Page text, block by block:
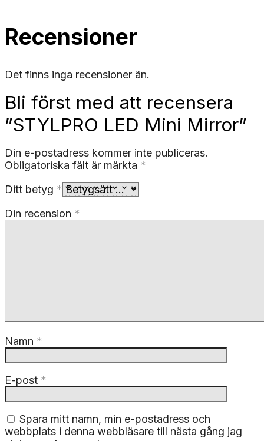
Recensioner
Det finns inga recensioner än.
Bli först med att recensera
”STYLPRO LED Mini Mirror”
Din e-postadress kommer inte publiceras.
Obligatoriska fält är märkta *
Ditt betyg *
Din recension *
Namn *
E-post *
Spara mitt namn, min e-postadress och
webbplats i denna webbläsare till nästa gång jag